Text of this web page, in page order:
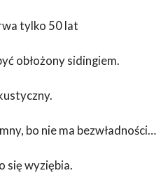
tylko 50 lat
obłożony sidingiem.
Dom z paneli SIP jest zimny, bo nie ma bezwładności cieplnej.
się wyziębia.